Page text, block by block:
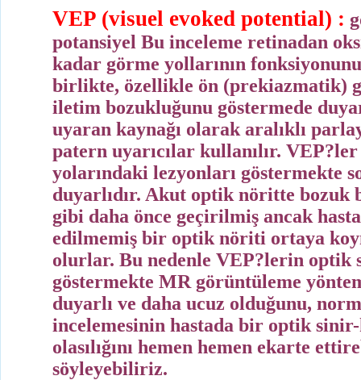
VEP (visuel evoked potential) :
potansiyel Bu inceleme retinadan
kadar görme yollarının
birlikte, özellikle ön (prekiazmatik)
iletim bozukluğunu göstermede
uyaran kaynağı olarak aralıklı
patern uyarıcılar kullanılır.
yolarındaki lezyonları göstermekte
duyarlıdır. Akut optik nöritte
gibi daha önce geçirilmiş ancak
edilmemiş bir optik nöriti ortaya
olurlar. Bu nedenle VEP?lerin optik
göstermekte MR görüntüleme
duyarlı ve daha ucuz olduğunu,
incelemesinin hastada bir optik
olasılığını hemen hemen ekarte
söyleyebiliriz.